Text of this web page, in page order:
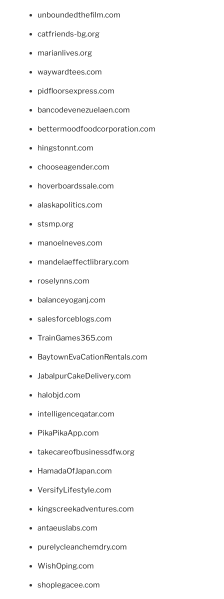
unboundedthefilm.com
catfriends-bg.org
marianlives.org
waywardtees.com
pidfloorsexpress.com
bancodevenezuelaen.com
bettermoodfoodcorporation.com
hingstonnt.com
chooseagender.com
hoverboardssale.com
alaskapolitics.com
stsmp.org
manoelneves.com
mandelaeffectlibrary.com
roselynns.com
balanceyoganj.com
salesforceblogs.com
TrainGames365.com
BaytownEvaCationRentals.com
JabalpurCakeDelivery.com
halobjd.com
intelligenceqatar.com
PikaPikaApp.com
takecareofbusinessdfw.org
HamadaOfJapan.com
VersifyLifestyle.com
kingscreekadventures.com
antaeuslabs.com
purelycleanchemdry.com
WishOping.com
shoplegacee.com